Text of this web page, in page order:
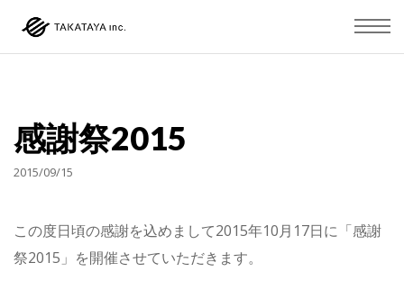
感謝祭2015
2015/09/15
この度日頃の感謝を込めまして2015年10月17日に「感謝
祭2015」を開催させていただきます。